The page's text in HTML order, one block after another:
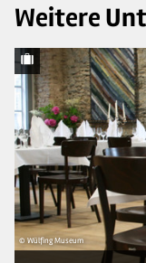
Weitere
© Wülfing Museum